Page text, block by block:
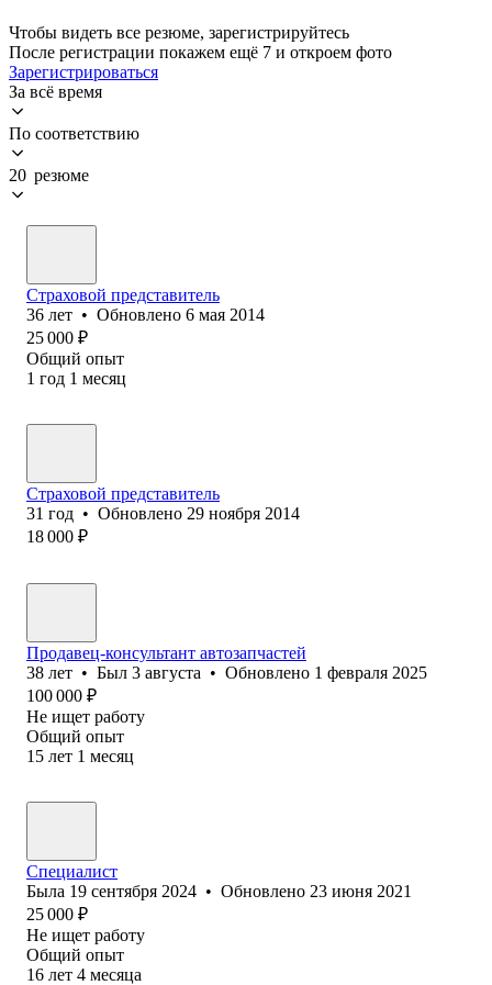
Чтобы видеть все резюме, зарегистрируйтесь
После регистрации покажем ещё 7 и откроем фото
Зарегистрироваться
За всё время
По соответствию
20 резюме
Страховой представитель
36 лет • Обновлено 6 мая 2014
25 000 ₽
Общий опыт
1 год 1 месяц
Страховой представитель
31 год • Обновлено 29 ноября 2014
18 000 ₽
Продавец-консультант автозапчастей
38 лет • Был 3 августа • Обновлено 1 февраля 2025
100 000 ₽
Не ищет работу
Общий опыт
15 лет 1 месяц
Специалист
Была 19 сентября 2024 • Обновлено 23 июня 2021
25 000 ₽
Не ищет работу
Общий опыт
16 лет 4 месяца